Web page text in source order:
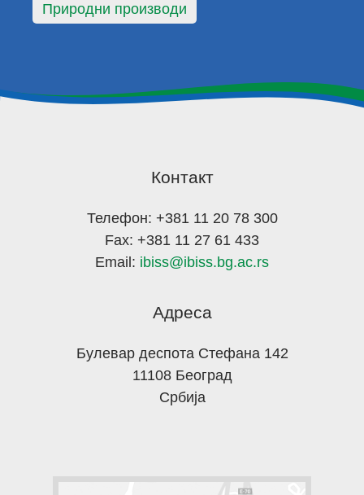
Природни производи
Контакт
Телефон: +381 11 20 78 300
Fax: +381 11 27 61 433
Email: ibiss@ibiss.bg.ac.rs
Адреса
Булевар деспота Стефана 142
11108 Београд
Србија